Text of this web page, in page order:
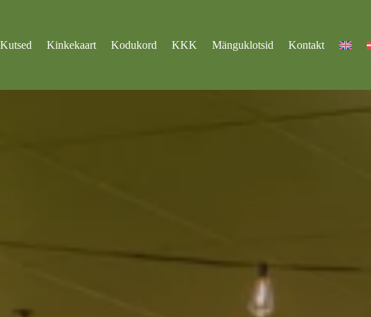
Kutsed Kinkekaart Kodukord KKK Mänguklotsid Kontakt